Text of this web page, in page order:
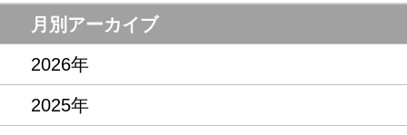
記念品・プレゼント
営業日・店休日
月別アーカイブ
2026年
2025年